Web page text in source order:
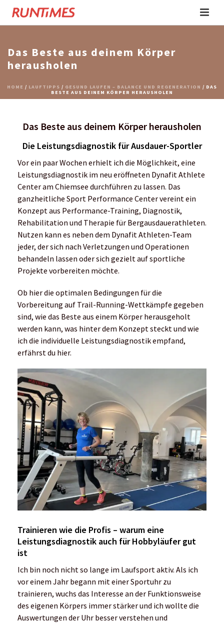
Das Beste aus deinem Körper
herausholen
HOME / LAUFTIPPS / GESUND LAUFEN – BALANCE UND REGENERATION / DAS
BESTE AUS DEINEM KÖRPER HERAUSHOLEN
Das Beste aus deinem Körper herausholen
Die Leistungsdiagnostik für Ausdauer-Sportler
Vor ein paar Wochen erhielt ich die Möglichkeit, eine
Leistungsdiagnostik im neu eröffneten Dynafit Athlete
Center am Chiemsee durchführen zu lassen. Das
ganzheitliche Sport Performance Center vereint ein
Konzept aus Performance-Training, Diagnostik,
Rehabilitation und Therapie für Bergausdauerathleten.
Nutzen kann es neben dem Dynafit Athleten-Team
jeder, der sich nach Verletzungen und Operationen
behandeln lassen oder sich gezielt auf sportliche
Projekte vorbereiten möchte.
Ob hier die optimalen Bedingungen für die
Vorbereitung auf Trail-Running-Wettkämpfe gegeben
sind, wie das Beste aus einem Körper herausgeholt
werden kann, was hinter dem Konzept steckt und wie
ich die individuelle Leistungsdiagnostik empfand,
erfährst du hier.
Trainieren wie die Profis – warum eine
Leistungsdiagnostik auch für Hobbyläufer gut
ist
Ich bin noch nicht so lange im Laufsport aktiv. Als ich
vor einem Jahr begann mit einer Sportuhr zu
trainieren, wuchs das Interesse an der Funktionsweise
des eigenen Körpers immer stärker und ich wollte die
Auswertungen der Uhr besser verstehen und